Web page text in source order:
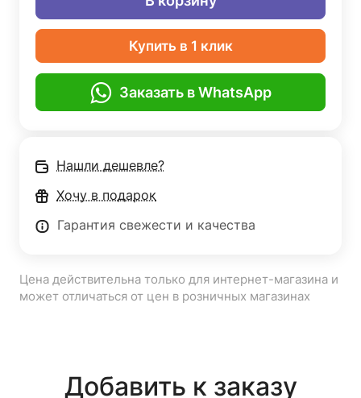
Купить в 1 клик
Заказать в WhatsApp
Нашли дешевле?
Хочу в подарок
Гарантия свежести и качества
Цена действительна только для интернет-магазина и
может отличаться от цен в розничных магазинах
Добавить к заказу